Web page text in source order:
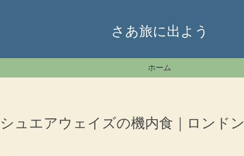
さあ旅に出よう
ホーム
ュエアウェイズの機内食｜ロンドン